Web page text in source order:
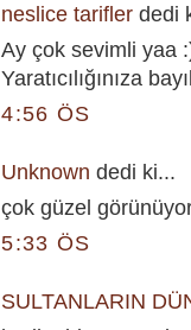
neslice tarifler dedi
Ay çok sevimli yaa
Yaratıcılığınıza
4:56 ÖS
Unknown dedi ki...
çok güzel
5:33 ÖS
SULTANLARIN